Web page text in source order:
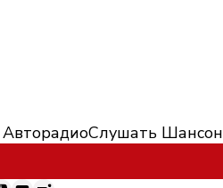
Слушать Шансон